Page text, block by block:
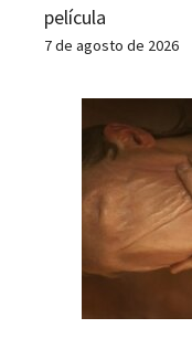
película
7 de agosto de 2026